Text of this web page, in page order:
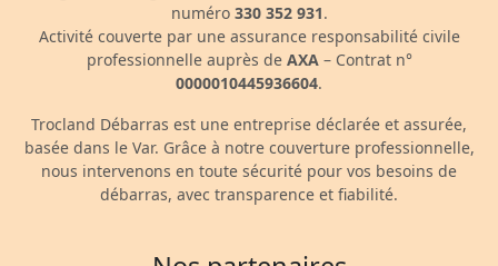
numéro 330 352 931.
Activité couverte par une assurance responsabilité civile
professionnelle auprès de AXA– Contrat n°
0000010445936604.
Trocland Débarras est une entreprise déclarée et assurée,
basée dans le Var. Grâce à notre couverture professionnelle,
nous intervenons en toute sécurité pour vos besoins de
débarras, avec transparence et fiabilité.